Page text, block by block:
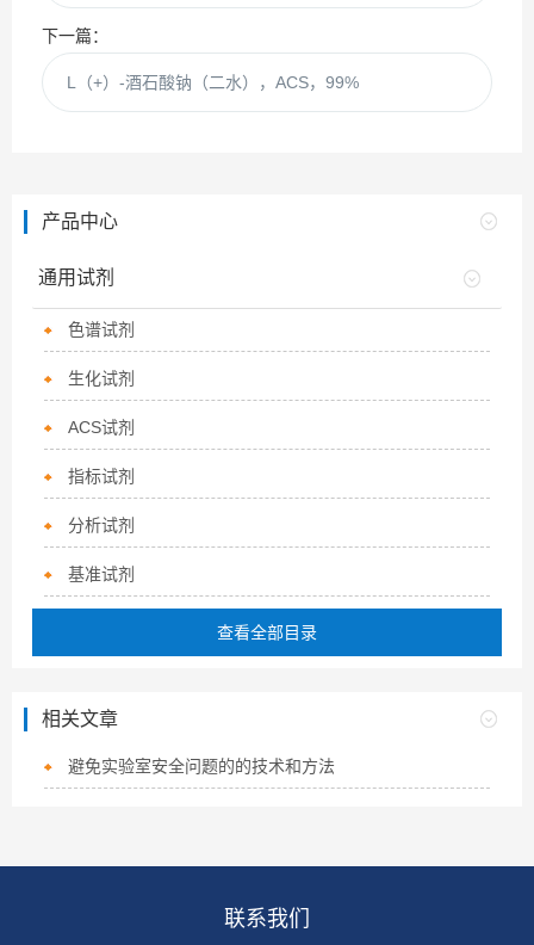
下一篇：
L（+）-酒石酸钠（二水），ACS，99%
产品中心
通用试剂
色谱试剂
生化试剂
ACS试剂
指标试剂
分析试剂
基准试剂
查看全部目录
相关文章
避免实验室安全问题的的技术和方法
联系我们